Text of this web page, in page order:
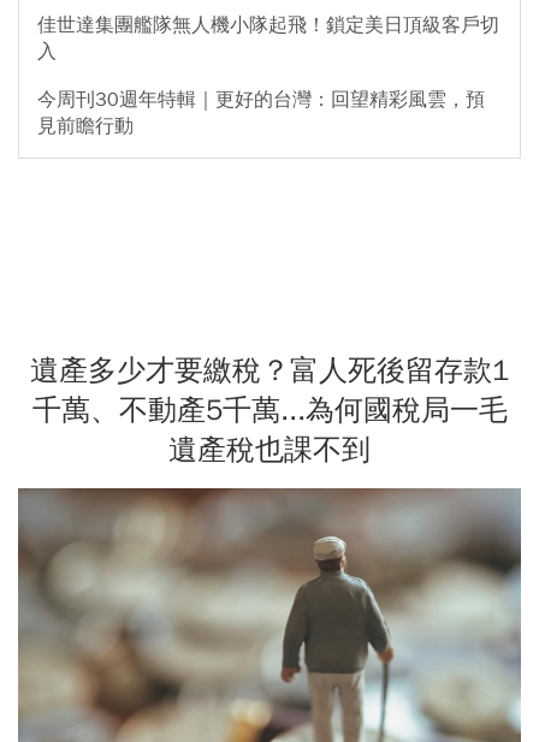
佳世達集團艦隊無人機小隊起飛！鎖定美日頂級客戶切
入
今周刊30週年特輯｜更好的台灣：回望精彩風雲，預
見前瞻行動
遺產多少才要繳稅？富人死後留存款1
千萬、不動產5千萬...為何國稅局一毛
遺產稅也課不到